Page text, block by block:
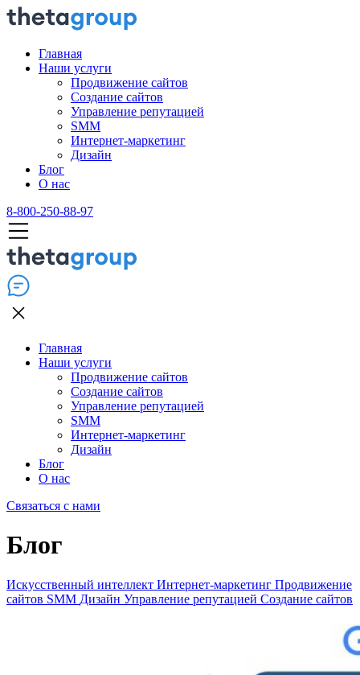
Главная
Наши услуги
Продвижение сайтов
Создание сайтов
Управление репутацией
SMM
Интернет-маркетинг
Дизайн
Блог
О нас
8-800-250-88-97
Главная
Наши услуги
Продвижение сайтов
Создание сайтов
Управление репутацией
SMM
Интернет-маркетинг
Дизайн
Блог
О нас
Связаться с нами
Блог
Искусственный интеллект Интернет-маркетинг Продвижение
сайтов SMM Дизайн Управление репутацией Создание сайтов